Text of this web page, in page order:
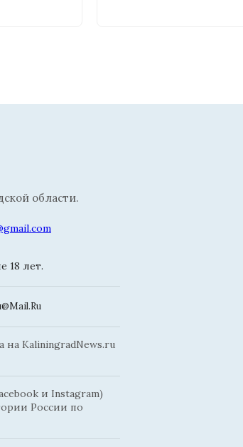
области.
18 лет.
KaliningradNews.ru
и Instagram)
России по